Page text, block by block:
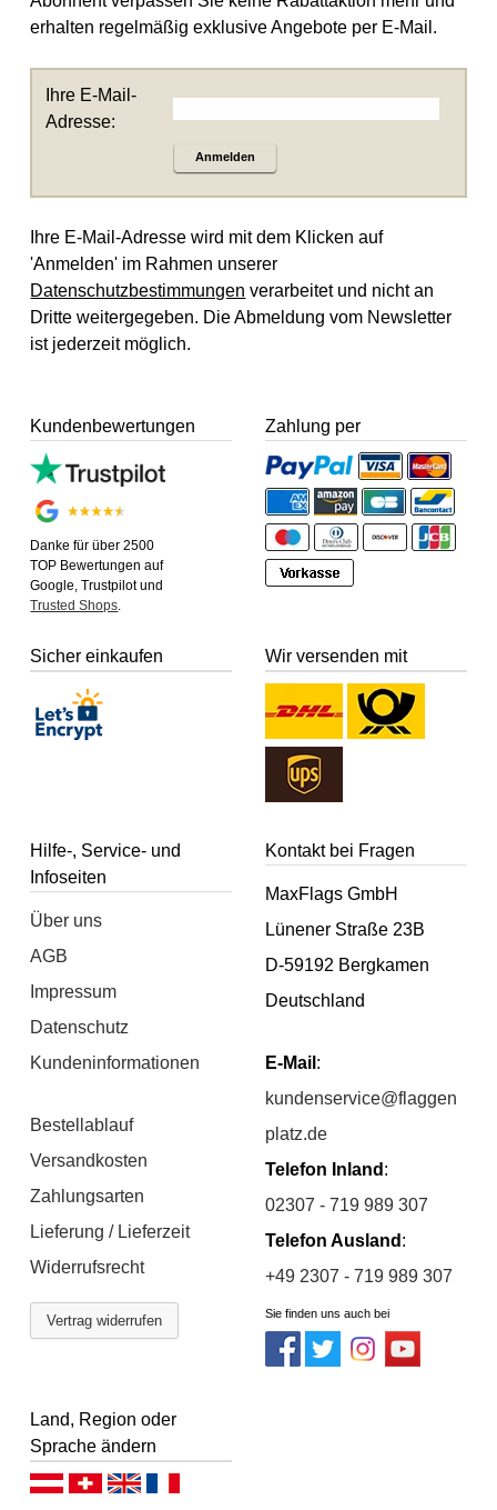
erhalten regelmäßig exklusive Angebote per E-Mail.
Ihre E-Mail-
Adresse:
Anmelden
Ihre E-Mail-Adresse wird mit dem Klicken auf
'Anmelden' im Rahmen unserer
Datenschutzbestimmungen verarbeitet und nicht an
Dritte weitergegeben. Die Abmeldung vom Newsletter
ist jederzeit möglich.
Kundenbewertungen
Danke für über 2500
TOP Bewertungen auf
Google, Trustpilot und
Trusted Shops.
Zahlung per
Sicher einkaufen Wir versenden mit
Hilfe-, Service- und
Infoseiten
Über uns
AGB
Impressum
Datenschutz
Kundeninformationen
Bestellablauf
Versandkosten
Zahlungsarten
Lieferung / Lieferzeit
Widerrufsrecht
Vertrag widerrufen
Kontakt bei Fragen
MaxFlags GmbH
Lünener Straße 23B
D-59192 Bergkamen
Deutschland
E-Mail :
kundenservice@flaggen
platz.de
Telefon Inland :
02307 - 719 989 307
Telefon Ausland :
+49 2307 - 719 989 307
Sie finden uns auch bei
Land, Region oder
Sprache ändern
Deutsch (AT)Deutsch (CH)